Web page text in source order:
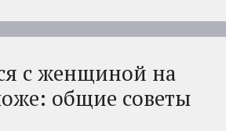
с женщиной на
общие советы